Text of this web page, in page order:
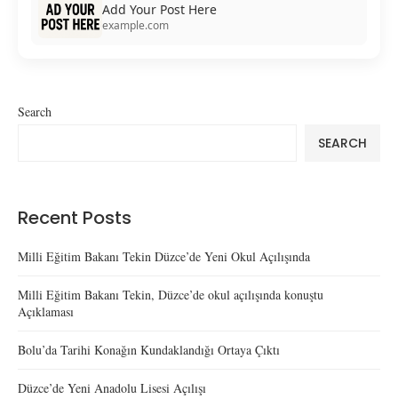
Add Your Post Here
example.com
Search
SEARCH
Recent Posts
Milli Eğitim Bakanı Tekin Düzce’de Yeni Okul Açılışında
Milli Eğitim Bakanı Tekin, Düzce’de okul açılışında konuştu
Açıklaması
Bolu’da Tarihi Konağın Kundaklandığı Ortaya Çıktı
Düzce’de Yeni Anadolu Lisesi Açılışı